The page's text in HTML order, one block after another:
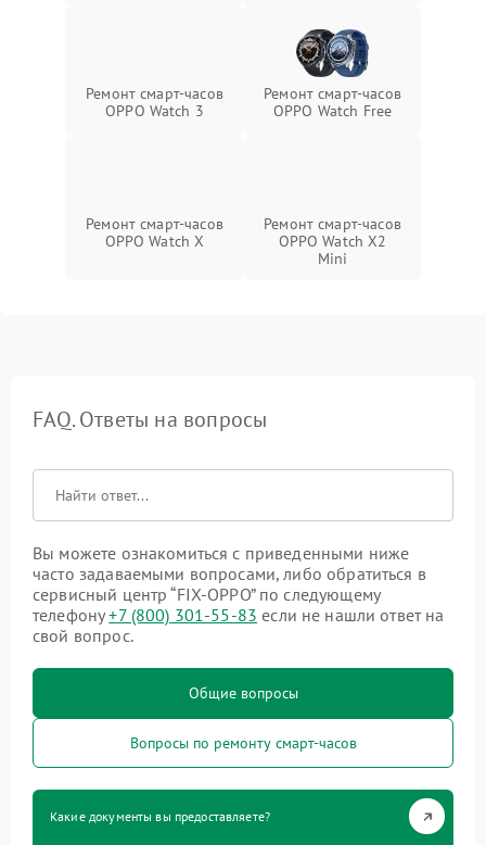
Ремонт смарт-часов
OPPO Watch 3
Ремонт смарт-часов
OPPO Watch Free
Ремонт смарт-часов
OPPO Watch X
Ремонт смарт-часов
OPPO Watch X2
Mini
FAQ. Ответы на вопросы
Вы можете ознакомиться с приведенными ниже
часто задаваемыми вопросами, либо обратиться в
сервисный центр “FIX-OPPO” по следующему
телефону+7 (800) 301-55-83 если не нашли ответ на
свой вопрос.
Общие вопросы
Вопросы по ремонту смарт-часов
Какие документы вы предоставляете?